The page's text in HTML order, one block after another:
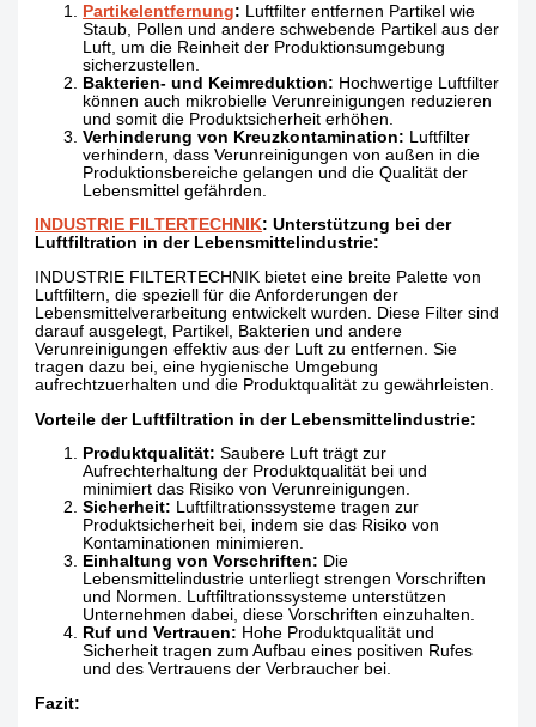
Partikelentfernung: Luftfilter entfernen Partikel wie
Staub, Pollen und andere schwebende Partikel aus der
Luft, um die Reinheit der Produktionsumgebung
sicherzustellen.
Bakterien- und Keimreduktion: Hochwertige Luftfilter
können auch mikrobielle Verunreinigungen reduzieren
und somit die Produktsicherheit erhöhen.
Verhinderung von Kreuzkontamination: Luftfilter
verhindern, dass Verunreinigungen von außen in die
Produktionsbereiche gelangen und die Qualität der
Lebensmittel gefährden.
INDUSTRIE FILTERTECHNIK: Unterstützung bei der
Luftfiltration in der Lebensmittelindustrie:
INDUSTRIE FILTERTECHNIK bietet eine breite Palette von
Luftfiltern, die speziell für die Anforderungen der
Lebensmittelverarbeitung entwickelt wurden. Diese Filter sind
darauf ausgelegt, Partikel, Bakterien und andere
Verunreinigungen effektiv aus der Luft zu entfernen. Sie
tragen dazu bei, eine hygienische Umgebung
aufrechtzuerhalten und die Produktqualität zu gewährleisten.
Vorteile der Luftfiltration in der Lebensmittelindustrie:
Produktqualität: Saubere Luft trägt zur
Aufrechterhaltung der Produktqualität bei und
minimiert das Risiko von Verunreinigungen.
Sicherheit: Luftfiltrationssysteme tragen zur
Produktsicherheit bei, indem sie das Risiko von
Kontaminationen minimieren.
Einhaltung von Vorschriften: Die
Lebensmittelindustrie unterliegt strengen Vorschriften
und Normen. Luftfiltrationssysteme unterstützen
Unternehmen dabei, diese Vorschriften einzuhalten.
Ruf und Vertrauen: Hohe Produktqualität und
Sicherheit tragen zum Aufbau eines positiven Rufes
und des Vertrauens der Verbraucher bei.
Fazit: